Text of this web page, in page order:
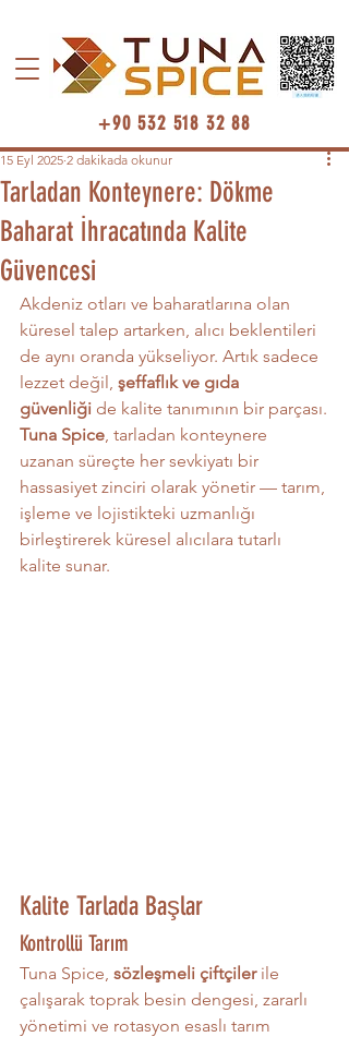
+90 532 518 32 88
Tarladan Konteynere: Dökme
Baharat İhracatında Kalite
Güvencesi
15 Eyl 2025 2 dakikada okunur
Akdeniz otları ve baharatlarına olan
küresel talep artarken, alıcı beklentileri
de aynı oranda yükseliyor. Artık sadece
lezzet değil, şeffaflık ve gıda
güvenliği de kalite tanımının bir parçası.
Tuna Spice, tarladan konteynere
uzanan süreçte her sevkiyatı bir
hassasiyet zinciri olarak yönetir — tarım,
işleme ve lojistikteki uzmanlığı
birleştirerek küresel alıcılara tutarlı
kalite sunar.
Kalite Tarlada Başlar
Kontrollü Tarım
Tuna Spice, sözleşmeli çiftçiler ile
çalışarak toprak besin dengesi, zararlı
yönetimi ve rotasyon esaslı tarım